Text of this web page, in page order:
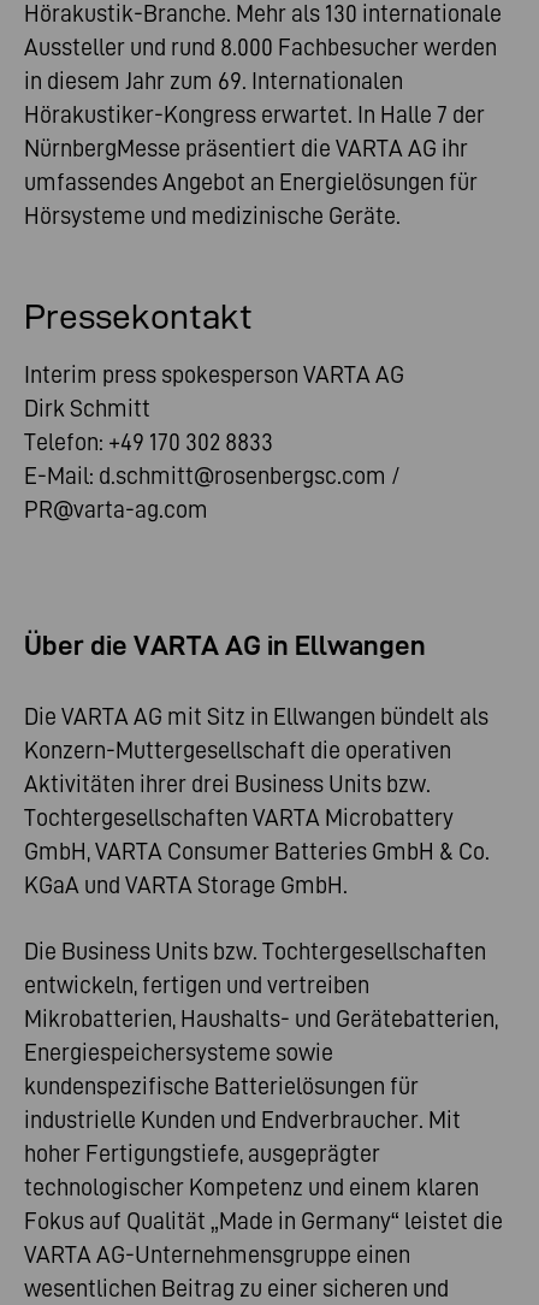
Hörakustik-Branche. Mehr als 130 internationale
Aussteller und rund 8.000 Fachbesucher werden
in diesem Jahr zum 69. Internationalen
Hörakustiker-Kongress erwartet. In Halle 7 der
NürnbergMesse präsentiert die VARTA AG ihr
umfassendes Angebot an Energielösungen für
Hörsysteme und medizinische Geräte.
Pressekontakt
Interim press spokesperson VARTA AG
Dirk Schmitt
Telefon: +49 170 302 8833
E-Mail: d.schmitt@rosenbergsc.com /
PR@varta-ag.com
Über die VARTA AG in Ellwangen
Die VARTA AG mit Sitz in Ellwangen bündelt als
Konzern-Muttergesellschaft die operativen
Aktivitäten ihrer drei Business Units bzw.
Tochtergesellschaften VARTA Microbattery
GmbH, VARTA Consumer Batteries GmbH & Co.
KGaA und VARTA Storage GmbH.
Die Business Units bzw. Tochtergesellschaften
entwickeln, fertigen und vertreiben
Mikrobatterien, Haushalts- und Gerätebatterien,
Energiespeichersysteme sowie
kundenspezifische Batterielösungen für
industrielle Kunden und Endverbraucher. Mit
hoher Fertigungstiefe, ausgeprägter
technologischer Kompetenz und einem klaren
Fokus auf Qualität „Made in Germany“ leistet die
VARTA AG-Unternehmensgruppe einen
wesentlichen Beitrag zu einer sicheren und